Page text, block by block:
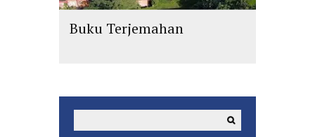
Buku Terjemahan